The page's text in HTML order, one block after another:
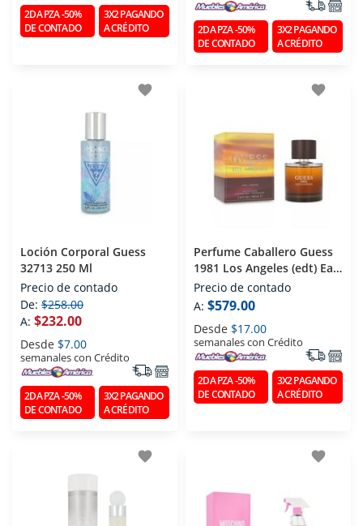
2DA PZA -50%
DE CONTADO
3X2 PAGANDO
A CRÉDITO
2DA PZA -50%
DE CONTADO
3X2 PAGANDO
A CRÉDITO
favorite
Loción Corporal Guess
32713 250 Ml
Precio de contado
De: $258.00
A: $232.00
Desde $7.00
semanales con Crédito
2DA PZA -50%
DE CONTADO
3X2 PAGANDO
A CRÉDITO
favorite
Perfume Caballero Guess
1981 Los Angeles (edt) Eau
De Toilette 100 Ml
Precio de contado
A: $579.00
Desde $17.00
semanales con Crédito
2DA PZA -50%
DE CONTADO
3X2 PAGANDO
A CRÉDITO
favorite favorite